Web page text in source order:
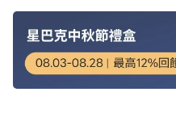
2026中秋禮盒最高12%回饋
原住星希望｜關懷原鄉公益